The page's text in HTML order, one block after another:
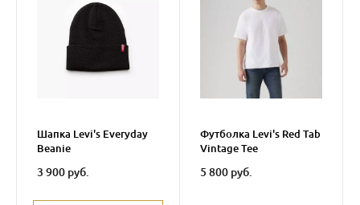
Шапка Levi's Everyday
Beanie
3 900 руб.
Футболка Levi's Red Tab
Vintage Tee
5 800 руб.